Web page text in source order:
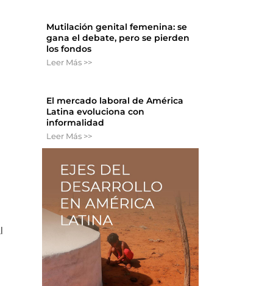
Mutilación genital femenina: se
gana el debate, pero se pierden
los fondos
Leer Más >>
El mercado laboral de América
Latina evoluciona con
informalidad
Leer Más >>